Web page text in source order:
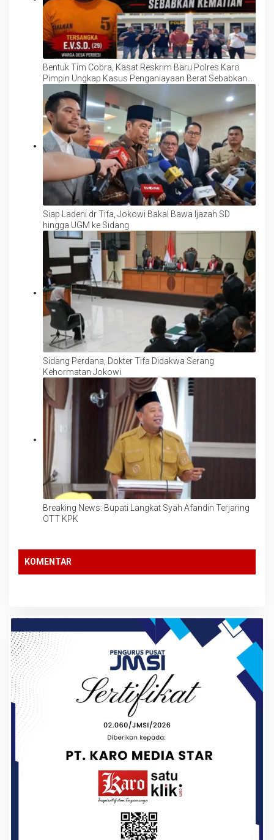
Bentuk Tim Cobra, Kasat Reskrim Baru Polres Karo
Pimpin Ungkap Kasus Penganiayaan Berat Sebabkan
Kematian, TKP: Desa Perbesi
Siap Ladeni dr Tifa, Jokowi Bakal Bawa Ijazah SD
hingga UGM ke Sidang
Sidang Perdana, Dokter Tifa Didakwa Serang
Kehormatan Jokowi
Breaking News: Bupati Langkat Syah Afandin Terjaring
OTT KPK
KOMENTAR